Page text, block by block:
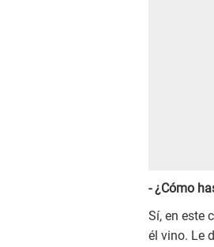
- ¿Cómo
Sí, en este
él vino. Le